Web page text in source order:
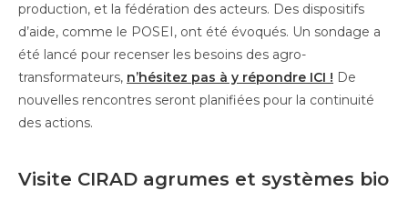
production, et la fédération des acteurs. Des dispositifs
d’aide, comme le POSEI, ont été évoqués. Un sondage a
été lancé pour recenser les besoins des agro-
transformateurs, n’hésitez pas à y répondre ICI ! De
nouvelles rencontres seront planifiées pour la continuité
des actions.
Visite CIRAD agrumes et systèmes bio